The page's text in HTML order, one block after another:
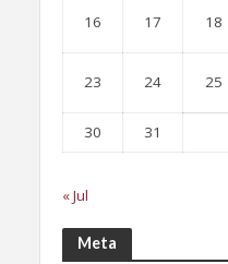
16 17 18
23 24 25
30
31
« Jul
Meta